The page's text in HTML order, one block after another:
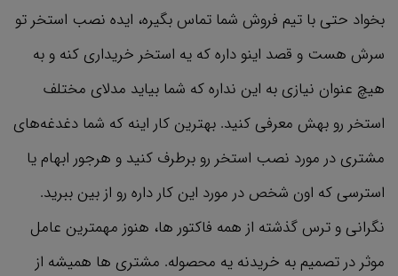
بخواد حتی با تیم فروش شما تماس بگیره، ایده نصب استخر تو
سرش هست و قصد اینو داره که یه استخر خریداری کنه و به
هیچ عنوان نیازی به این نداره که شما بیاید مدلای مختلف
استخر رو بهش معرفی کنید. بهترین کار اینه که شما دغدغه‌های
مشتری در مورد نصب استخر رو برطرف کنید و هرجور ابهام یا
استرسی که اون شخص در مورد این کار داره رو از بین ببرید.
نگرانی و ترس گذشته از همه فاکتور ها، هنوز مهمترین عامل
موثر در تصمیم به خریدنه یه محصوله. مشتری ها همیشه از